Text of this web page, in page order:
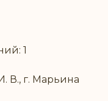
1
В., г. Марьина